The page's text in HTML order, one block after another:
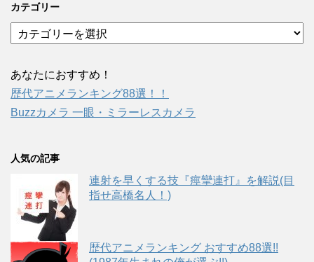
イ
カテゴリー
テ
リ
ー
あなたにおすすめ！
歴代アニメランキング88選！！
Buzzカメラ 一眼・ミラーレスカメラ
人気の記事
連射を早くする技『痙攣連打』を解説(目
指せ高橋名人！)
歴代アニメランキング おすすめ88選!!